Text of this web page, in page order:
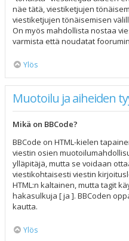
näe tätä, viestiketjujen
viestiketjujen tönäisemisen
On myös mahdollista nostaa
varmista että noudatat
Ylös
Muotoilu ja aiheiden
Mikä on BBCode?
BBCode on HTML-kielen
viestin osien
ylläpitäjä, mutta se voidaan
viestikohtaisesti viestin
HTML:n kaltainen, mutta tagit
hakasulkuja [ ja ]. BBCoden
kautta.
Ylös